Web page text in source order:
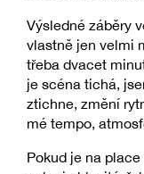
Výsledné záběry
vlastně jen velmi
třeba dvacet
je scéna tichá,
ztichne, změní
mé tempo,
Pokud je na